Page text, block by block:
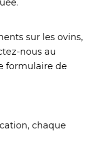
sur les ovins,
nous au
formulaire de
chaque